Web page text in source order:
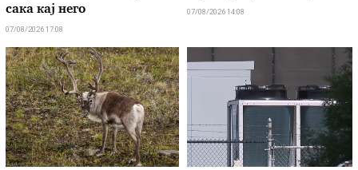
сака кај него
07/08/2026 17:08
07/08/2026 14:08